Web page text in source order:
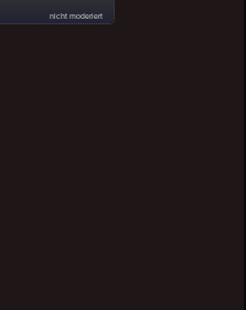
nicht moderiert